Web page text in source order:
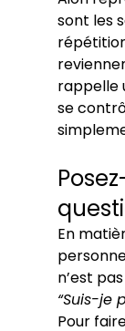
sont les
rappelle
se
En
n’est
“Suis-je
Pour